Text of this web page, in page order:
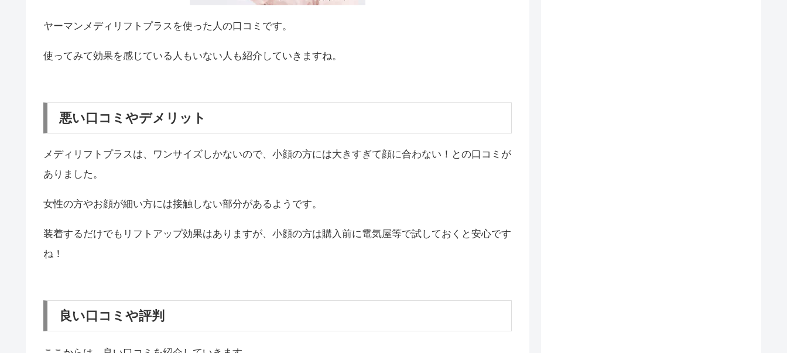
ヤーマンメディリフトプラスを使った人の口コミです。
使ってみて効果を感じている人もいない人も紹介していきますね。
悪い口コミやデメリット
メディリフトプラスは、ワンサイズしかないので、小顔の方には大きすぎて顔に合わない！との口コミが
ありました。
女性の方やお顔が細い方には接触しない部分があるようです。
装着するだけでもリフトアップ効果はありますが、小顔の方は購入前に電気屋等で試しておくと安心です
ね！
良い口コミや評判